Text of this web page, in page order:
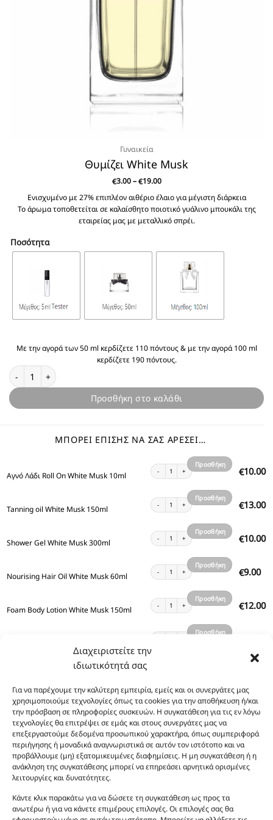
Διαχειριστείτε την
ιδιωτικότητά σας
Για να παρέχουμε την καλύτερη εμπειρία, εμείς και οι συνεργάτες μας
χρησιμοποιούμε τεχνολογίες όπως τα cookies για την αποθήκευση ή/και
την πρόσβαση σε πληροφορίες συσκευών. Η συγκατάθεση για τις εν λόγω
τεχνολογίες θα επιτρέψει σε εμάς και στους συνεργάτες μας να
επεξεργαστούμε δεδομένα προσωπικού χαρακτήρα, όπως συμπεριφορά
περιήγησης ή μοναδικά αναγνωριστικά σε αυτόν τον ιστότοπο και να
προβάλλουμε (μη) εξατομικευμένες διαφημίσεις. Η μη συγκατάθεση ή η
ανάκληση της συγκατάθεσης μπορεί να επηρεάσει αρνητικά ορισμένες
λειτουργίες και δυνατότητες.
Κάντε κλικ παρακάτω για να δώσετε τη συγκατάθεση ως προς τα
ανωτέρω ή για να κάνετε επιμέρους επιλογές. Οι επιλογές σας θα
Γυναικεία
Θυμίζει White Musk
€3.00 – €19.00Price
€3.00
through
€19.00
Ενισχυμένο με 27% επιπλέον αιθέριο έλαιο για μέγιστη διάρκεια
Το άρωμα τοποθετείται σε καλαίσθητο ποιοτικό γυάλινο μπουκάλι της
εταιρείας μας με μεταλλικό σπρέι.
Ποσότητα
Με την αγορά των 50 ml κερδίζετε 110 πόντους & με την αγορά 100 ml
κερδίζετε 190 πόντους.
Θυμίζει White Musk ποσότητα
Προσθήκη στο καλάθι
ΜΠΟΡΕΊ ΕΠΊΣΗΣ ΝΑ ΣΑΣ ΑΡΈΣΕΙ…
Αγνό Λάδι Roll On White Musk 10ml €10.00
Αγνό Λάδι Roll On White Musk 10ml ποσότητα
Προσθήκη
καλάθι
Tanning oil White Musk 150ml €13.00
Tanning oil White Musk 150ml ποσότητα
Προσθήκη
καλάθι
Shower Gel White Musk 300ml €10.00
Shower Gel White Musk 300ml ποσότητα
Προσθήκη
καλάθι
Nourising Hair Oil White Musk 60ml €9.00
Nourising Hair Oil White Musk 60ml ποσότητα
Προσθήκη
καλάθι
Foam Body Lotion White Musk 150ml €12.00
Foam Body Lotion White Musk 150ml ποσότητα
Προσθήκη
καλάθι
Bronze Body Oil Shimmer White Musk 100ml
Προσθήκη
καλάθι
Body Mist White Musk 100ml €10.00
Body Mist White Musk 100ml ποσότητα
Προσθήκη
στο
καλάθι
Body Lotion White Musk 200ml €12.00
Body Lotion White Musk 200ml ποσότητα
Προσθήκη
στο
καλάθι
Body Lotion White Musk 100ml €8.00
Body Lotion White Musk 100ml ποσότητα
Προσθήκη
καλάθι
Body Lotion Gold Shimmer White Musk 200ml
Body Lotion Gold Shimmer White Musk 200ml
Προσθήκη
στο